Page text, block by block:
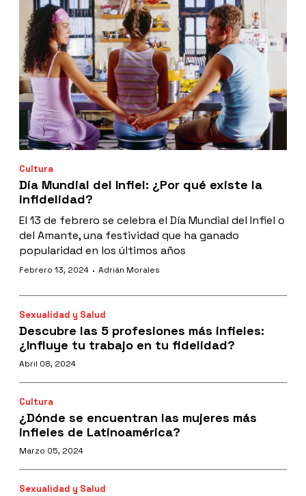
Cultura
Día Mundial del Infiel: ¿Por qué existe la
infidelidad?
El 13 de febrero se celebra el Día Mundial del Infiel o
del Amante, una festividad que ha ganado
popularidad en los últimos años
Febrero 13, 2024 · Adrián Morales
Sexualidad y Salud
Descubre las 5 profesiones más infieles:
¿Influye tu trabajo en tu fidelidad?
Abril 08, 2024
Cultura
¿Dónde se encuentran las mujeres más
infieles de Latinoamérica?
Marzo 05, 2024
Sexualidad y Salud